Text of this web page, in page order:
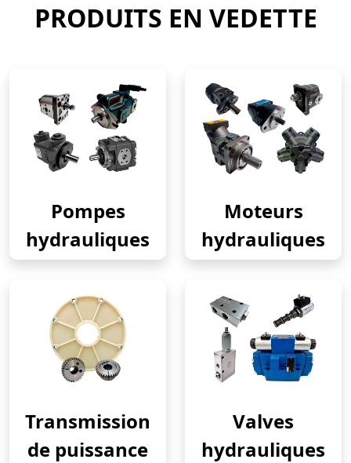
PRODUITS EN VEDETTE
Pompes
hydrauliques
Moteurs
hydrauliques
Transmission
de puissance
Valves
hydrauliques